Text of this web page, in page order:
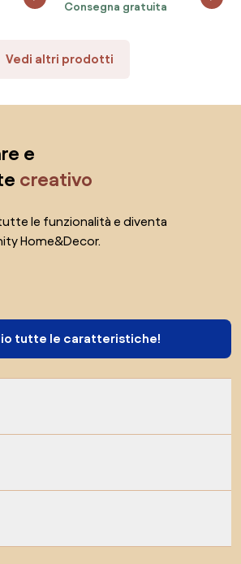
Consegna gratuita
Vedi altri prodotti
e
creativo
le funzionalità e diventa
Home&Decor.
tutte le caratteristiche!